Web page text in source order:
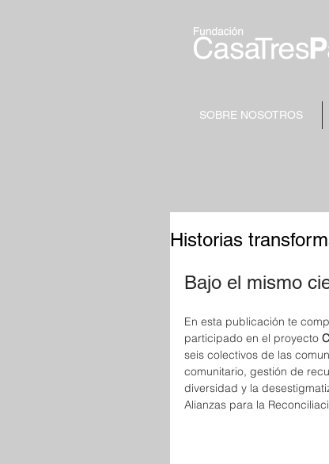
SOBRE NOSOTROS
Historias
Bajo el mismo
En esta publicación te
participado en el proyecto
seis colectivos de las
comunitario, gestión de
diversidad y la
Alianzas para la